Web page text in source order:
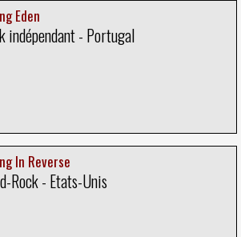
Eden
indépendant - Portugal
In Reverse
Rock - Etats-Unis